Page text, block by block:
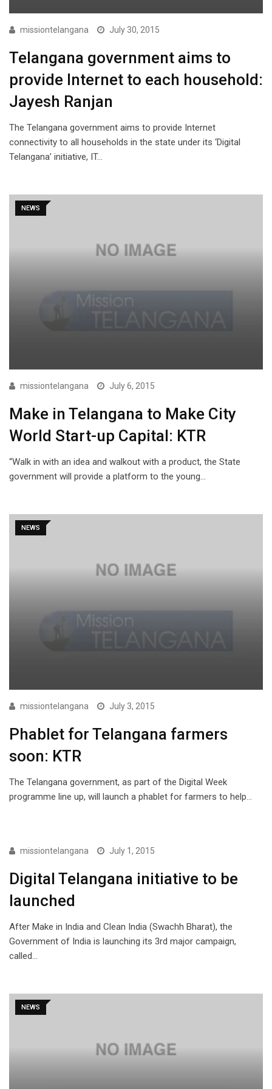
missiontelangana July 30, 2015
Telangana government aims to
provide Internet to each household:
Jayesh Ranjan
The Telangana government aims to provide Internet
connectivity to all households in the state under its ‘Digital
Telangana’ initiative, IT…
NEWS
missiontelangana July 6, 2015
Make in Telangana to Make City
World Start-up Capital: KTR
“Walk in with an idea and walkout with a product, the State
government will provide a platform to the young…
NEWS
missiontelangana July 3, 2015
Phablet for Telangana farmers
soon: KTR
The Telangana government, as part of the Digital Week
programme line up, will launch a phablet for farmers to help…
NEWS
missiontelangana July 1, 2015
Digital Telangana initiative to be
launched
After Make in India and Clean India (Swachh Bharat), the
Government of India is launching its 3rd major campaign,
called…
NEWS